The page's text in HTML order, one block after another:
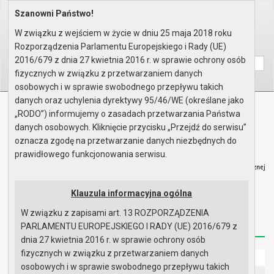
Home Prawo lokalne
Wyszukaj na stronie:
A AA
Biuletyn Informacji Publicznej
Urząd Miasta i Gminy w Gryfinie
Redakcja Instrukcja korzystania Dostępność
Strona główna
Szanowni Państwo!
W związku z wejściem w życie w dniu 25 maja 2018 roku
Rozporządzenia Parlamentu Europejskiego i Rady (UE)
2016/679 z dnia 27 kwietnia 2016 r. w sprawie ochrony osób
fizycznych w związku z przetwarzaniem danych
osobowych i w sprawie swobodnego przepływu takich
danych oraz uchylenia dyrektywy 95/46/WE (określane jako
„RODO”) informujemy o zasadach przetwarzania Państwa
danych osobowych. Kliknięcie przycisku „Przejdź do serwisu”
oznacza zgodę na przetwarzanie danych niezbędnych do
prawidłowego funkcjonowania serwisu.
Klauzula informacyjna ogólna
W związku z zapisami art. 13 ROZPORZĄDZENIA
PARLAMENTU EUROPEJSKIEGO I RADY (UE) 2016/679 z
dnia 27 kwietnia 2016 r. w sprawie ochrony osób
fizycznych w związku z przetwarzaniem danych
osobowych i w sprawie swobodnego przepływu takich